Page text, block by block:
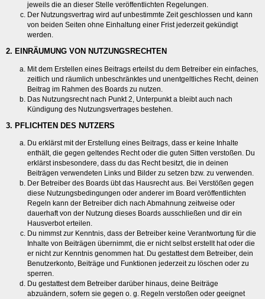
jeweils die an dieser Stelle veröffentlichten Regelungen.
Der Nutzungsvertrag wird auf unbestimmte Zeit geschlossen und kann
von beiden Seiten ohne Einhaltung einer Frist jederzeit gekündigt
werden.
2. EINRÄUMUNG VON NUTZUNGSRECHTEN
Mit dem Erstellen eines Beitrags erteilst du dem Betreiber ein einfaches,
zeitlich und räumlich unbeschränktes und unentgeltliches Recht, deinen
Beitrag im Rahmen des Boards zu nutzen.
Das Nutzungsrecht nach Punkt 2, Unterpunkt a bleibt auch nach
Kündigung des Nutzungsvertrages bestehen.
3. PFLICHTEN DES NUTZERS
Du erklärst mit der Erstellung eines Beitrags, dass er keine Inhalte
enthält, die gegen geltendes Recht oder die guten Sitten verstoßen. Du
erklärst insbesondere, dass du das Recht besitzt, die in deinen
Beiträgen verwendeten Links und Bilder zu setzen bzw. zu verwenden.
Der Betreiber des Boards übt das Hausrecht aus. Bei Verstößen gegen
diese Nutzungsbedingungen oder anderer im Board veröffentlichten
Regeln kann der Betreiber dich nach Abmahnung zeitweise oder
dauerhaft von der Nutzung dieses Boards ausschließen und dir ein
Hausverbot erteilen.
Du nimmst zur Kenntnis, dass der Betreiber keine Verantwortung für die
Inhalte von Beiträgen übernimmt, die er nicht selbst erstellt hat oder die
er nicht zur Kenntnis genommen hat. Du gestattest dem Betreiber, dein
Benutzerkonto, Beiträge und Funktionen jederzeit zu löschen oder zu
sperren.
Du gestattest dem Betreiber darüber hinaus, deine Beiträge
abzuändern, sofern sie gegen o. g. Regeln verstoßen oder geeignet